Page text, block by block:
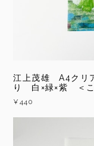
江上茂雄 A4クリ
り 白×緑×紫 ＜こ
¥440